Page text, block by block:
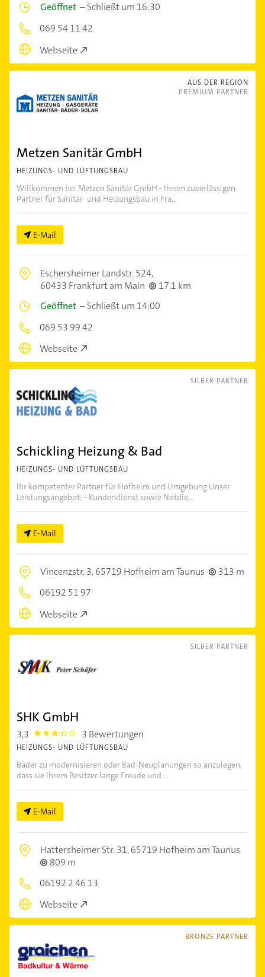
Geöffnet –Schließt um 16:30
069 54 11 42
Webseite
AUS DER REGION
PREMIUM PARTNER
Metzen Sanitär GmbH
HEIZUNGS- UND LÜFTUNGSBAU
Willkommen bei Metzen Sanitär GmbH - Ihrem zuverlässigen
Partner für Sanitär- und Heizungsbau in Fra...
E-Mail
Eschersheimer Landstr. 524,
60433 Frankfurt am Main
17,1 km
Geöffnet –Schließt um 14:00
069 53 99 42
Webseite
SILBER PARTNER
Schickling Heizung & Bad
HEIZUNGS- UND LÜFTUNGSBAU
Ihr kompetenter Partner für Hofheim und Umgebung Unser
Leistungsangebot: - Kundendienst sowie Notdie...
E-Mail
Vincenzstr. 3,65719 Hofheim am Taunus
313 m
06192 51 97
Webseite
SILBER PARTNER
SHK GmbH
3,3 3.3 3 Bewertungen
HEIZUNGS- UND LÜFTUNGSBAU
Bäder zu modernisieren oder Bad-Neuplanungen so anzulegen,
dass sie Ihrem Besitzer lange Freude und ...
E-Mail
Hattersheimer Str. 31,65719 Hofheim am Taunus
809 m
06192 2 46 13
Webseite
BRONZE PARTNER